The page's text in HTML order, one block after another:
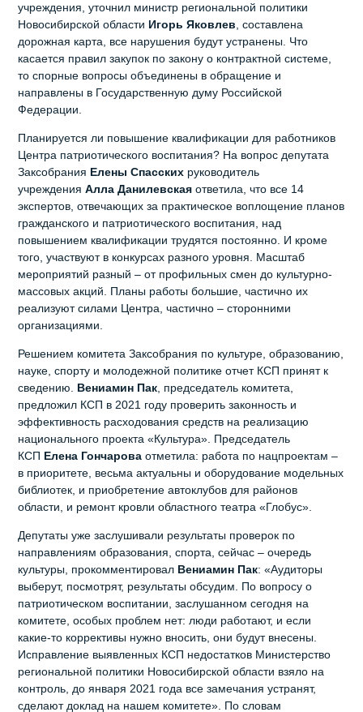
учреждения, уточнил министр региональной политики
Новосибирской области Игорь Яковлев, составлена
дорожная карта, все нарушения будут устранены. Что
касается правил закупок по закону о контрактной системе,
то спорные вопросы объединены в обращение и
направлены в Государственную думу Российской
Федерации.
Планируется ли повышение квалификации для работников
Центра патриотического воспитания? На вопрос депутата
Заксобрания Елены Спасских руководитель
учрежденияАлла Данилевская ответила, что все 14
экспертов, отвечающих за практическое воплощение планов
гражданского и патриотического воспитания, над
повышением квалификации трудятся постоянно. И кроме
того, участвуют в конкурсах разного уровня. Масштаб
мероприятий разный – от профильных смен до культурно-
массовых акций. Планы работы большие, частично их
реализуют силами Центра, частично – сторонними
организациями.
Решением комитета Заксобрания по культуре, образованию,
науке, спорту и молодежной политике отчет КСП принят к
сведению. Вениамин Пак, председатель комитета,
предложил КСП в 2021 году проверить законность и
эффективность расходования средств на реализацию
национального проекта «Культура». Председатель
КСП Елена Гончарова отметила: работа по нацпроектам –
в приоритете, весьма актуальны и оборудование модельных
библиотек, и приобретение автоклубов для районов
области, и ремонт кровли областного театра «Глобус».
Депутаты уже заслушивали результаты проверок по
направлениям образования, спорта, сейчас – очередь
культуры, прокомментировал Вениамин Пак: «Аудиторы
выберут, посмотрят, результаты обсудим. По вопросу о
патриотическом воспитании, заслушанном сегодня на
комитете, особых проблем нет: люди работают, и если
какие-то коррективы нужно вносить, они будут внесены.
Исправление выявленных КСП недостатков Министерство
региональной политики Новосибирской области взяло на
контроль, до января 2021 года все замечания устранят,
сделают доклад на нашем комитете». По словам